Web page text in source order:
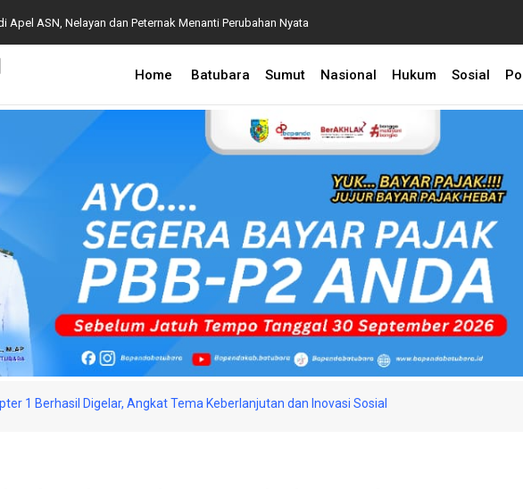
Apel ASN, Nelayan dan Peternak Menanti Perubahan Nyata
Seluruh Indonesia, BPA Terapkan Manajemen Risiko Pemulihan Aset
AI
Lakukan Pemantauan Penanganan Perkara Dugaan Korupsi dan TPPU yang
Perkuat Pendidikan dan Lingkungan, CSR Inalum Diharapkan Berdampak
Tinjau BERLAYAR, Pastikan Pelayanan Publik Hadir hingga Desa
Home Batubara Sumut Nasional Hukum Sosial
1 Berhasil Digelar, Angkat Tema Keberlanjutan dan Inovasi Sosial